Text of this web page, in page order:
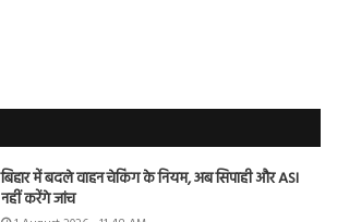
बिहार में बदले वाहन चेकिंग के नियम, अब सिपाही और ASI
नहीं करेंगे जांच